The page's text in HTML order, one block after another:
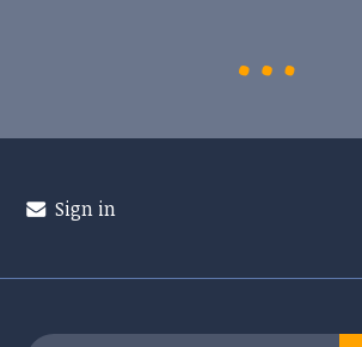
Sign in